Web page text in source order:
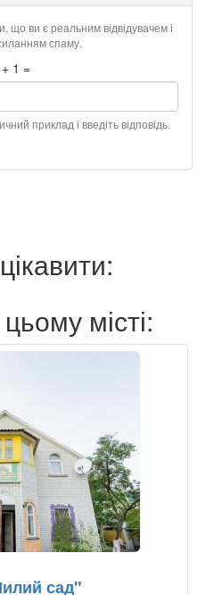
ви є реальним відвідувачем і
спаму.
1 =
приклад і введіть відповідь.
місті:
сад"